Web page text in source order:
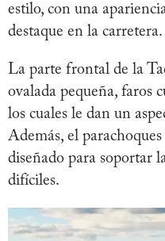
estilo, con una
destaque en la carretera.
La parte frontal de la
ovalada pequeña, faros
los cuales le dan un
Además, el
diseñado para soportar
difíciles.